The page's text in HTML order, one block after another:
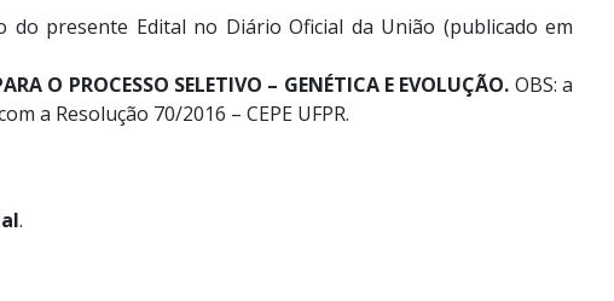
presente Edital no Diário Oficial da União (publicado em
O PROCESSO SELETIVO – GENÉTICA E EVOLUÇÃO. OBS: a
a Resolução 70/2016 – CEPE UFPR.
.